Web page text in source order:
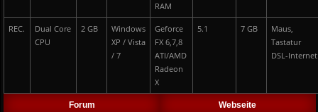
RAM
REC.
Dual Core
CPU
2 GB
Windows
XP / Vista
/ 7
Geforce
FX 6,7,8
ATI/AMD
Radeon
X
5.1 7 GB
Maus,
Tastatur
DSL-Internet
Forum Webseite